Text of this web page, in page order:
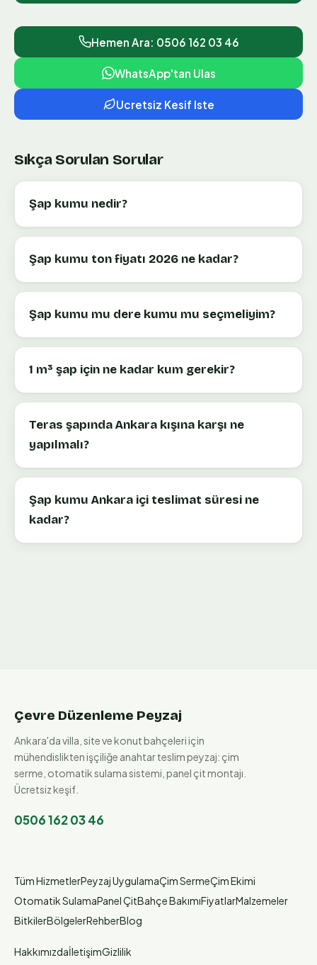
Hemen Ara: 0506 162 03 46
WhatsApp'tan Ulas
Ucretsiz Kesif Iste
Sıkça Sorulan Sorular
Şap kumu nedir?
Şap kumu ton fiyatı 2026 ne kadar?
Şap kumu mu dere kumu mu seçmeliyim?
1 m³ şap için ne kadar kum gerekir?
Teras şapında Ankara kışına karşı ne
yapılmalı?
Şap kumu Ankara içi teslimat süresi ne
kadar?
Çevre Düzenleme Peyzaj
Ankara'da villa, site ve konut bahçeleri için
mühendislikten işçiliğe anahtar teslim peyzaj: çim
serme, otomatik sulama sistemi, panel çit montajı.
Ücretsiz keşif.
0506 162 03 46
Tüm HizmetlerPeyzaj UygulamaÇim SermeÇim Ekimi
Otomatik SulamaPanel ÇitBahçe BakımıFiyatlarMalzemeler
BitkilerBölgelerRehberBlog
HakkımızdaİletişimGizlilik